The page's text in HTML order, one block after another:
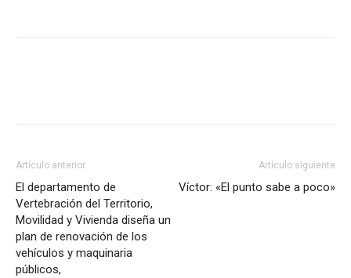
Artículo anterior
El departamento de
Vertebración del Territorio,
Movilidad y Vivienda diseña un
plan de renovación de los
vehículos y maquinaria
públicos,
Artículo siguiente
Víctor: «El punto sabe a poco»